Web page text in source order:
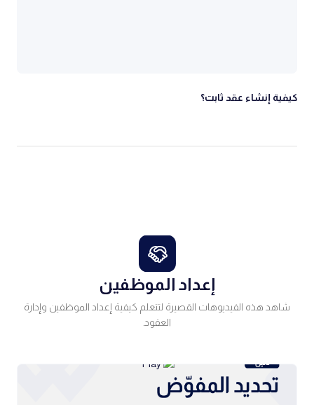
كيفية إنشاء عقد ثابت؟
إعداد الموظفين
شاهد هذه الفيديوهات القصيرة لتتعلم كيفية إعداد الموظفين وإدارة
العقود.